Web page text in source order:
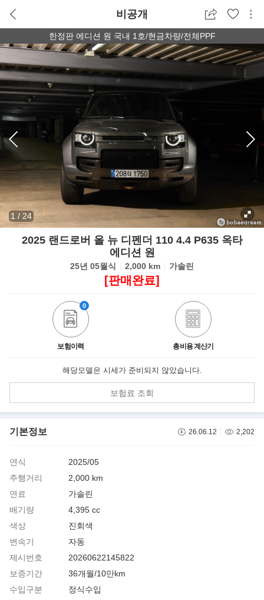
비공개
한정판 에디션 원 국내 1호/현금차량/전체PPF
1 / 24
2025 랜드로버 올 뉴 디펜더 110 4.4 P635 옥타
에디션 원
25년 05월식 2,000 km 가솔린
[판매완료]
보험이력
0
총비용 계산기
해당모델은 시세가 준비되지 않았습니다.
보험료 조회
기본정보 26.06.12 2,202
연식
2025/05
주행거리
2,000 km
연료
가솔린
배기량
4,395 cc
색상
진회색
변속기
자동
제시번호
20260622145822
보증기간
36개월/10만km
수입구분
정식수입